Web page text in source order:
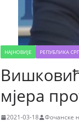
НАЈНОВИЈЕ РЕПУБЛИКА
мјера
2021-03-18 Фочанске